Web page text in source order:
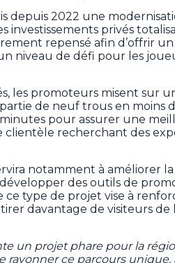
depuis 2022 une
investissements privés
repensé afin d’offrir
niveau de défi pour les
les promoteurs misent sur
de neuf trous en moins
minutes pour assurer une
clientèle recherchant des
notamment à améliorer
des outils de
ce type de projet vise à
davantage de visiteurs de
un projet phare pour la
rayonner ce parcours unique,